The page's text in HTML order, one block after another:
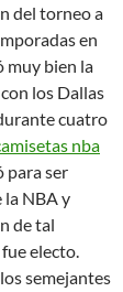
del torneo a
en
muy bien la
los Dallas
cuatro
nba
para ser
la NBA y
de tal
electo.
semejantes